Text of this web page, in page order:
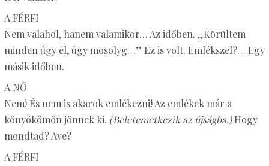
A FÉRFI
Nem valahol, hanem valamikor… Az időben. „Körültem
minden úgy él, úgy mosolyg…” Ez is volt. Emlékszel?… Egy
másik időben.
A NŐ
Nem! És nem is akarok emlékezni! Az emlékek már a
könyökömön jönnek ki. (Beletemetkezik az újságba.)Hogy
mondtad? Ave?
A FÉRFI